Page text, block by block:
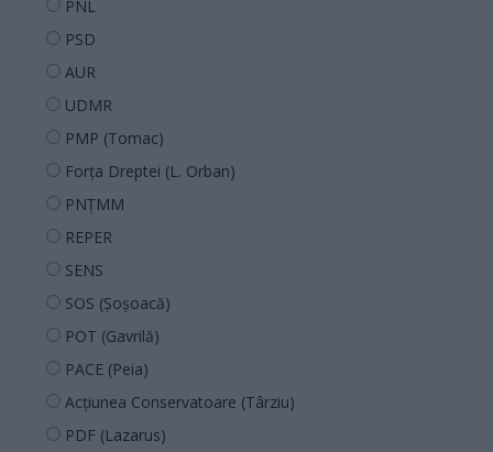
PNL
PSD
AUR
UDMR
PMP (Tomac)
Forța Dreptei (L. Orban)
PNȚMM
REPER
SENS
SOS (Șoșoacă)
POT (Gavrilă)
PACE (Peia)
Acțiunea Conservatoare (Târziu)
PDF (Lazarus)